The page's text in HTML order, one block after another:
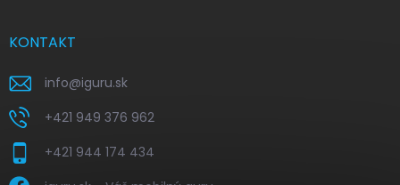
KONTAKT
info@iguru.sk
+421 949 376 962
+421 944 174 434